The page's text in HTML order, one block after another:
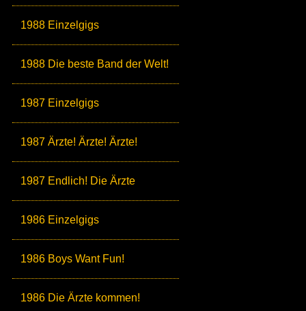
1988 Einzelgigs
1988 Die beste Band der Welt!
1987 Einzelgigs
1987 Ärzte! Ärzte! Ärzte!
1987 Endlich! Die Ärzte
1986 Einzelgigs
1986 Boys Want Fun!
1986 Die Ärzte kommen!